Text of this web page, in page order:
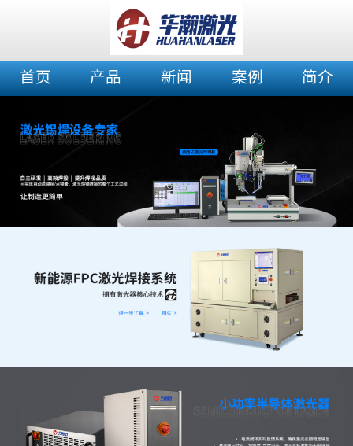
首页 产品 新闻 案例 简介